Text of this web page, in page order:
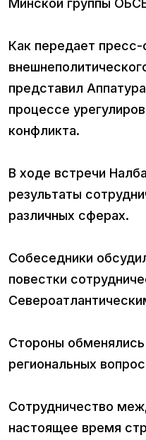
Минской группы
Как передает
представил
процессе
конфликта.
В ходе встречи
результаты
различных сферах.
Собеседники
повестки
Стороны
региональных
Сотрудничество
настоящее время